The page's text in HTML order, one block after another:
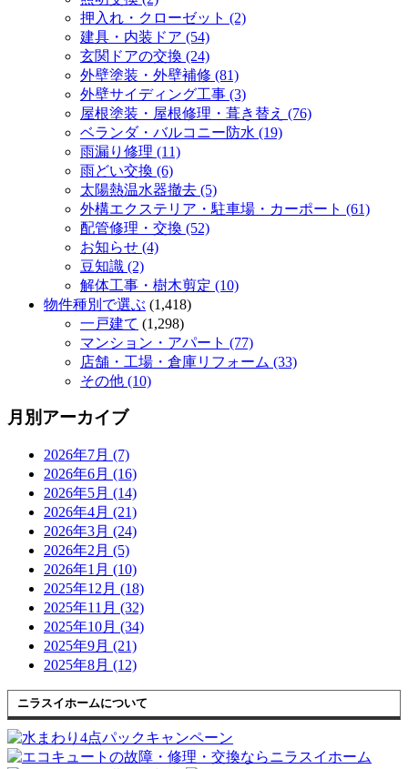
押入れ・クローゼット (2)
建具・内装ドア (54)
玄関ドアの交換 (24)
外壁塗装・外壁補修 (81)
外壁サイディング工事 (3)
屋根塗装・屋根修理・葺き替え (76)
ベランダ・バルコニー防水 (19)
雨漏り修理 (11)
雨どい交換 (6)
太陽熱温水器撤去 (5)
外構エクステリア・駐車場・カーポート (61)
配管修理・交換 (52)
お知らせ (4)
豆知識 (2)
解体工事・樹木剪定 (10)
物件種別で選ぶ (1,418)
一戸建て (1,298)
マンション・アパート (77)
店舗・工場・倉庫リフォーム (33)
その他 (10)
月別アーカイブ
2026年7月 (7)
2026年6月 (16)
2026年5月 (14)
2026年4月 (21)
2026年3月 (24)
2026年2月 (5)
2026年1月 (10)
2025年12月 (18)
2025年11月 (32)
2025年10月 (34)
2025年9月 (21)
2025年8月 (12)
ニラスイホームについて